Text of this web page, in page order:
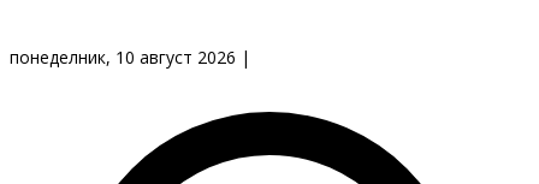
понеделник, 10 август 2026 |